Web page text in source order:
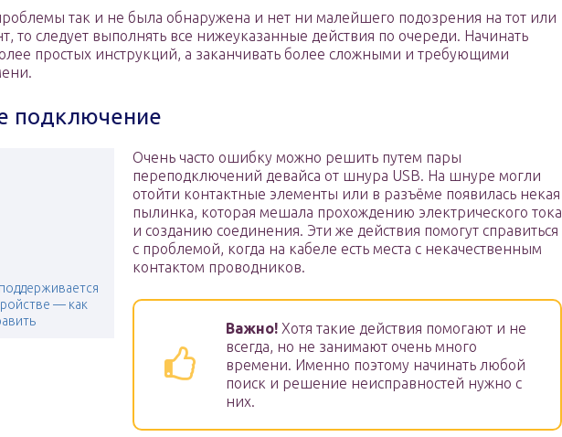
так и не была обнаружена и нет ни малейшего подозрения на тот или
то следует выполнять все нижеуказанные действия по очереди. Начинать
простых инструкций, а заканчивать более сложными и требующими
подключение
— как
Очень часто ошибку можно решить путем пары
переподключений девайса от шнура USB. На шнуре могли
отойти контактные элементы или в разъёме появилась некая
пылинка, которая мешала прохождению электрического тока
и созданию соединения. Эти же действия помогут справиться
с проблемой, когда на кабеле есть места с некачественным
контактом проводников.
Важно! Хотя такие действия помогают и не
всегда, но не занимают очень много
времени. Именно поэтому начинать любой
поиск и решение неисправностей нужно с
них.